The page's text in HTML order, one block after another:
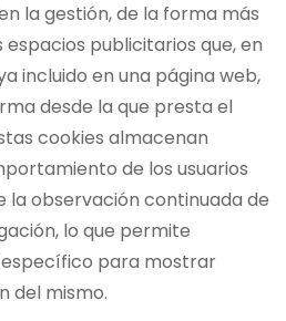
la gestión, de la forma más
espacios publicitarios que, en
incluido en una página web,
desde la que presta el
cookies almacenan
de los usuarios
la observación continuada de
lo que permite
para mostrar
del mismo.